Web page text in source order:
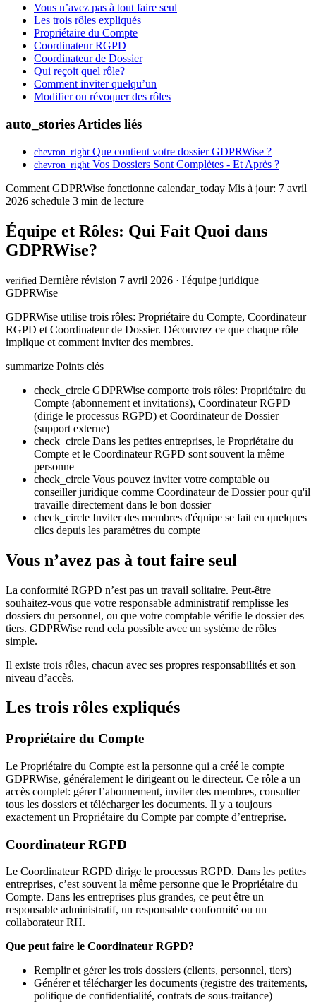
Vous n’avez pas à tout faire seul
Les trois rôles expliqués
Propriétaire du Compte
Coordinateur RGPD
Coordinateur de Dossier
Qui reçoit quel rôle?
Comment inviter quelqu’un
Modifier ou révoquer des rôles
auto_stories Articles liés
chevron_right Que contient votre dossier GDPRWise ?
chevron_right Vos Dossiers Sont Complètes - Et Après ?
Comment GDPRWise fonctionne calendar_today Mis à jour: 7 avril
2026 schedule 3 min de lecture
Équipe et Rôles: Qui Fait Quoi dans
GDPRWise?
verified Dernière révision 7 avril 2026 · l'équipe juridique
GDPRWise
GDPRWise utilise trois rôles: Propriétaire du Compte, Coordinateur
RGPD et Coordinateur de Dossier. Découvrez ce que chaque rôle
implique et comment inviter des membres.
summarize Points clés
check_circle GDPRWise comporte trois rôles: Propriétaire du
Compte (abonnement et invitations), Coordinateur RGPD
(dirige le processus RGPD) et Coordinateur de Dossier
(support externe)
check_circle Dans les petites entreprises, le Propriétaire du
Compte et le Coordinateur RGPD sont souvent la même
personne
check_circle Vous pouvez inviter votre comptable ou
conseiller juridique comme Coordinateur de Dossier pour qu'il
travaille directement dans le bon dossier
check_circle Inviter des membres d'équipe se fait en quelques
clics depuis les paramètres du compte
Vous n’avez pas à tout faire seul
La conformité RGPD n’est pas un travail solitaire. Peut-être
souhaitez-vous que votre responsable administratif remplisse les
dossiers du personnel, ou que votre comptable vérifie le dossier des
tiers. GDPRWise rend cela possible avec un système de rôles
simple.
Il existe trois rôles, chacun avec ses propres responsabilités et son
niveau d’accès.
Les trois rôles expliqués
Propriétaire du Compte
Le Propriétaire du Compte est la personne qui a créé le compte
GDPRWise, généralement le dirigeant ou le directeur. Ce rôle a un
accès complet: gérer l’abonnement, inviter des membres, consulter
tous les dossiers et télécharger les documents. Il y a toujours
exactement un Propriétaire du Compte par compte d’entreprise.
Coordinateur RGPD
Le Coordinateur RGPD dirige le processus RGPD. Dans les petites
entreprises, c’est souvent la même personne que le Propriétaire du
Compte. Dans les entreprises plus grandes, ce peut être un
responsable administratif, un responsable conformité ou un
collaborateur RH.
Que peut faire le Coordinateur RGPD?
Remplir et gérer les trois dossiers (clients, personnel, tiers)
Générer et télécharger les documents (registre des traitements,
politique de confidentialité, contrats de sous-traitance)